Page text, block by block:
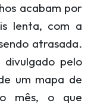
acabam por
lenta, com a
atrasada.
pelo
um mapa de
mês, o que